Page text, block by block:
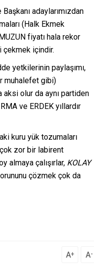
adaylarımızdan
(Halk Ekmek
fiyatı hala rekor
çekmek içindir.
yetkilerinin paylaşımı,
muhalefet gibi)
olur da aynı partiden
ve ERDEK yıllardır
kuru yük tozumaları
çok zor bir labirent
almaya çalışırlar, KOLAY
çözmek çok da
A+ A-